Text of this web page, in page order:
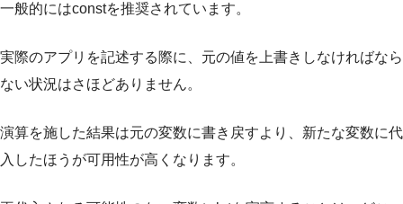
一般的にはconstを推奨されています。
実際のアプリを記述する際に、元の値を上書きしなければなら
ない状況はさほどありません。
演算を施した結果は元の変数に書き戻すより、新たな変数に代
入したほうが可用性が高くなります。